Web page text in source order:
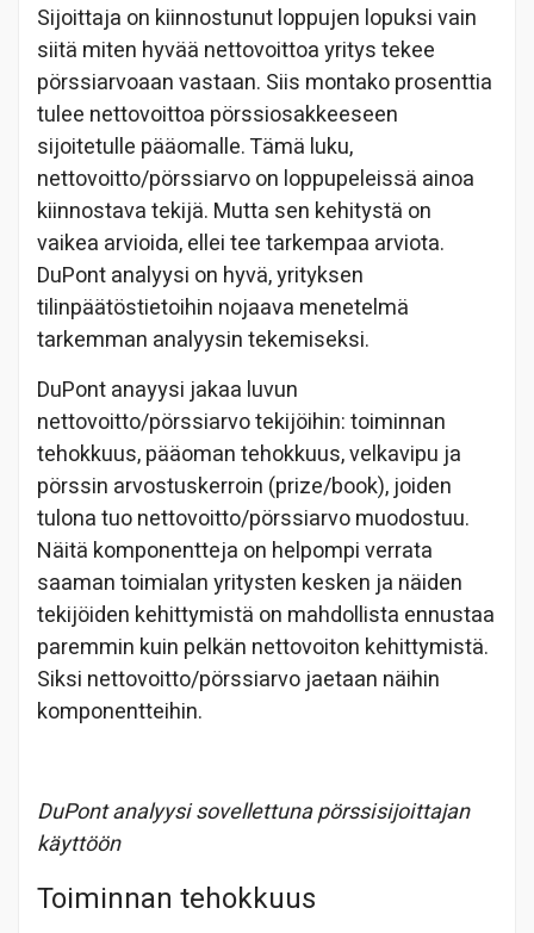
Sijoittaja on kiinnostunut loppujen lopuksi vain
siitä miten hyvää nettovoittoa yritys tekee
pörssiarvoaan vastaan. Siis montako prosenttia
tulee nettovoittoa pörssiosakkeeseen
sijoitetulle pääomalle. Tämä luku,
nettovoitto/pörssiarvo on loppupeleissä ainoa
kiinnostava tekijä. Mutta sen kehitystä on
vaikea arvioida, ellei tee tarkempaa arviota.
DuPont analyysi on hyvä, yrityksen
tilinpäätöstietoihin nojaava menetelmä
tarkemman analyysin tekemiseksi.
DuPont anayysi jakaa luvun
nettovoitto/pörssiarvo tekijöihin: toiminnan
tehokkuus, pääoman tehokkuus, velkavipu ja
pörssin arvostuskerroin (prize/book), joiden
tulona tuo nettovoitto/pörssiarvo muodostuu.
Näitä komponentteja on helpompi verrata
saaman toimialan yritysten kesken ja näiden
tekijöiden kehittymistä on mahdollista ennustaa
paremmin kuin pelkän nettovoiton kehittymistä.
Siksi nettovoitto/pörssiarvo jaetaan näihin
komponentteihin.
DuPont analyysi sovellettuna pörssisijoittajan
käyttöön
Toiminnan tehokkuus